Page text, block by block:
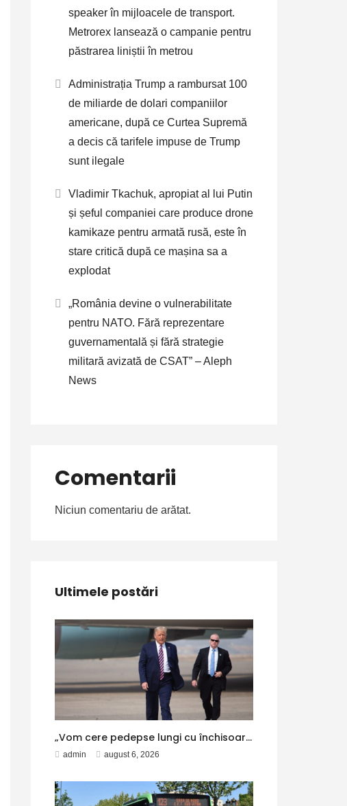
speaker în mijloacele de transport.
Metrorex lansează o campanie pentru
păstrarea liniștii în metrou
Administrația Trump a rambursat 100
de miliarde de dolari companiilor
americane, după ce Curtea Supremă
a decis că tarifele impuse de Trump
sunt ilegale
Vladimir Tkachuk, apropiat al lui Putin
și șeful companiei care produce drone
kamikaze pentru armată rusă, este în
stare critică după ce mașina sa a
explodat
„România devine o vulnerabilitate
pentru NATO. Fără reprezentare
guvernamentală și fără strategie
militară avizată de CSAT” – Aleph
News
Comentarii
Niciun comentariu de arătat.
Ultimele postări
„Vom cere pedepse lungi cu închisoarea” – Aleph News
admin august 6, 2026